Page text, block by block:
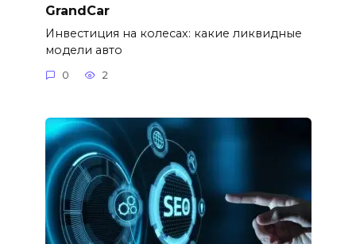
GrandCar
Инвестиция на колесах: какие ликвидные
модели авто
0 2